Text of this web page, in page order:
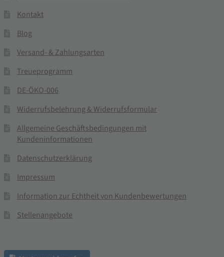
Kontakt
Blog
Versand- & Zahlungsarten
Treueprogramm
DE-ÖKO-006
Widerrufsbelehrung & Widerrufsformular
Allgemeine Geschäftsbedingungen mit
Kundeninformationen
Datenschutzerklärung
Impressum
Information zur Echtheit von Kundenbewertungen
Stellenangebote